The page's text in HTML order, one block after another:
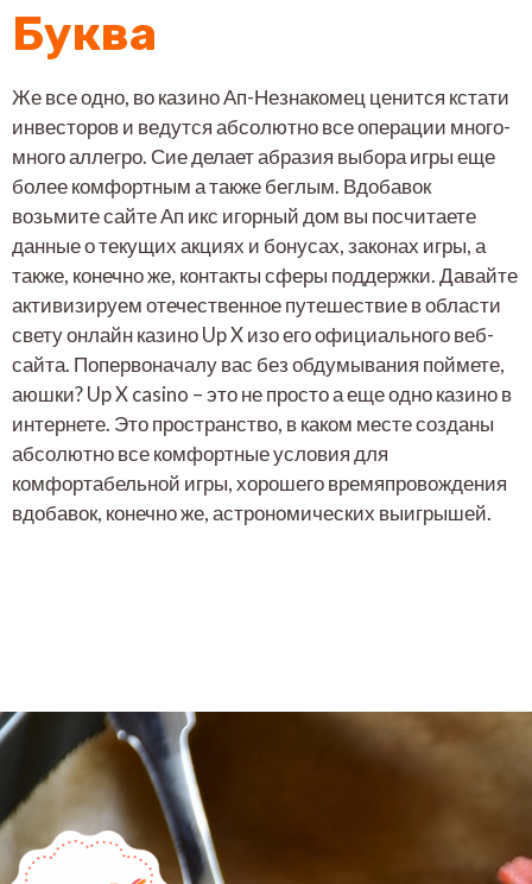
Буква
Же все одно, во казино Ап-Незнакомец ценится кстати
инвесторов и ведутся абсолютно все операции много-
много аллегро. Сие делает абразия выбора игры еще
более комфортным а также беглым. Вдобавок
возьмите сайте Ап икс игорный дом вы посчитаете
данные о текущих акциях и бонусах, законах игры, а
также, конечно же, контакты сферы поддержки. Давайте
активизируем отечественное путешествие в области
свету онлайн казино Up X изо его официального веб-
сайта. Попервоначалу вас без обдумывания поймете,
аюшки? Up X casino – это не просто а еще одно казино в
интернете. Это пространство, в каком месте созданы
абсолютно все комфортные условия для
комфортабельной игры, хорошего времяпровождения
вдобавок, конечно же, астрономических выигрышей.